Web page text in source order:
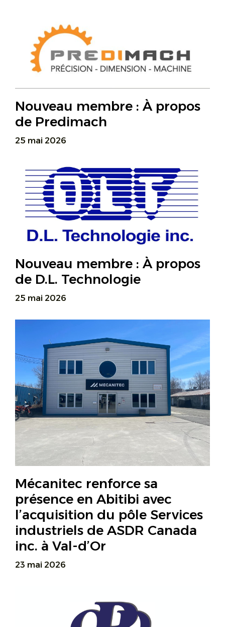
Nouveau membre : À propos
de Predimach
25 mai 2026
Nouveau membre : À propos
de D.L. Technologie
25 mai 2026
Mécanitec renforce sa
présence en Abitibi avec
l’acquisition du pôle Services
industriels de ASDR Canada
inc. à Val-d’Or
23 mai 2026